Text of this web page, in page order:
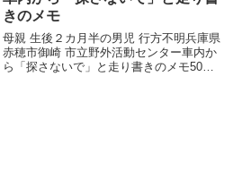
きのメモ
母親 生後２カ月半の男児 行方不明兵庫県
赤穂市御崎 市立野外活動センター車内か
ら「探さないで」と走り書きのメモ50代